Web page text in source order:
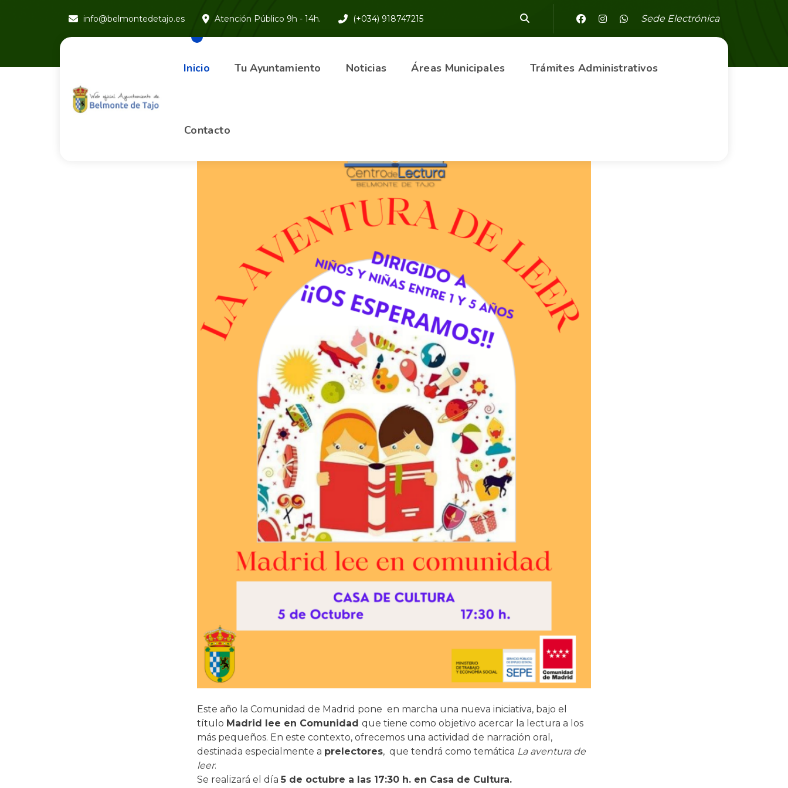
info@belmontedetajo.es Atención Público 9h - 14h. (+034) 918747215 Sede Electrónica
Inicio Tu Ayuntamiento Noticias Áreas Municipales Trámites Administrativos
Contacto
Este año la Comunidad de Madrid pone en marcha una nueva iniciativa, bajo el
título Madrid lee en Comunidad que tiene como objetivo acercar la lectura a los
más pequeños. En este contexto, ofrecemos una actividad de narración oral,
destinada especialmente a prelectores, que tendrá como temática La aventura de
leer.
Se realizará el día 5 de octubre a las 17:30 h. en Casa de Cultura.